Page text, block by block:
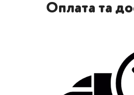
Оплата та